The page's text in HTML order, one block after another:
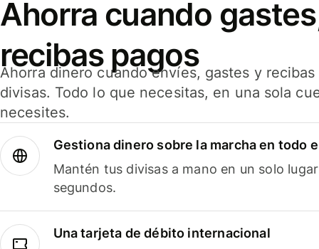
Ahorra cuando
recibas pagos
Ahorra dinero cuando envíes, gastes y
divisas. Todo lo que necesitas, en una sola
necesites.
Gestiona dinero sobre la marcha en todo
Mantén tus divisas a mano en un solo
segundos.
Una tarjeta de débito internacional